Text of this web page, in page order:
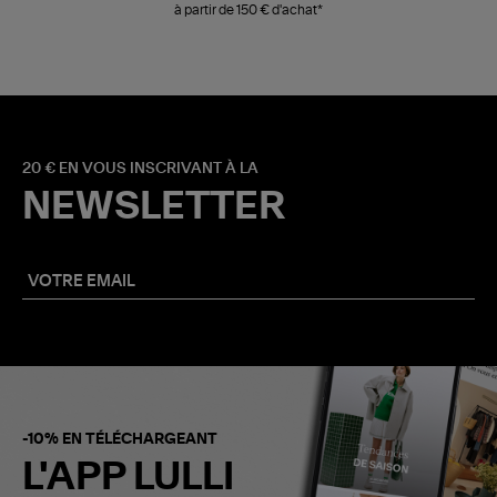
à partir de 150 € d'achat*
20 € EN VOUS INSCRIVANT À LA
NEWSLETTER
-10% EN TÉLÉCHARGEANT
L'APP LULLI